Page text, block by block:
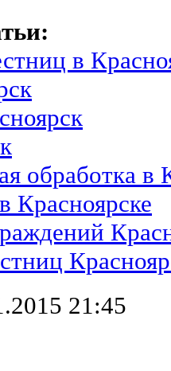
в
обработка в
Красноярске
21:45